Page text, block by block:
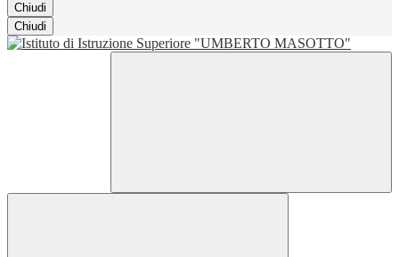
Chiudi
Chiudi